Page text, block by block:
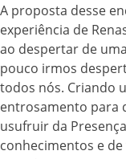
A proposta desse
experiência de
ao despertar de
pouco irmos
todos nós. Criando
entrosamento para
usufruir da
conhecimentos e